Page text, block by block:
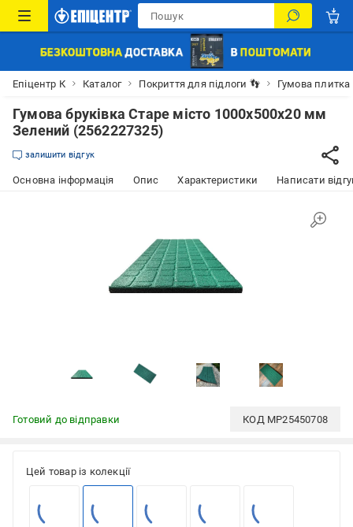
Епіцентр К Каталог Покриття для підлоги 👣 Гумова плитка
Гумова бруківка Старе місто 1000х500х20 мм
Зелений (2562227325)
залишити відгук
Основна інформація Опис Характеристики Написати
Готовий до відправки КОД MP25450708
Цей товар із колекції